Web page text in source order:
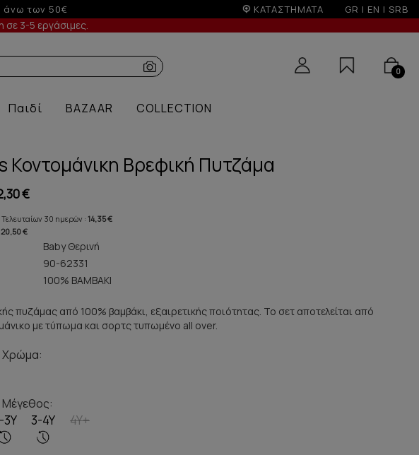
200€ ΚΑΤΑΣΤΗΜΑΤΑ GR | EN | SRB
3-5 εργάσιμες.
0
Παιδί BAZAAR COLLECTION
Κοντομάνικη Βρεφική Πυτζάμα
€
30 ημερών : 14,35 €
20,50 €
Baby Θερινή
90-62331
100% ΒΑΜΒΑΚΙ
πυζάμας από 100% βαμβάκι, εξαιρετικής ποιότητας. Το σετ αποτελείται από
με τύπωμα και σορτς τυπωμένο all over.
Χρώμα:
Μέγεθος:
3-4Y 4Y+